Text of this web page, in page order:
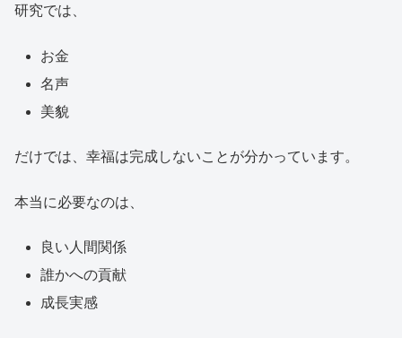
研究では、
お金
名声
美貌
だけでは、幸福は完成しないことが分かっています。
本当に必要なのは、
良い人間関係
誰かへの貢献
成長実感